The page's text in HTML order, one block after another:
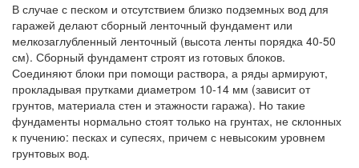
В случае с песком и отсутствием близко подземных вод для
гаражей делают сборный ленточный фундамент или
мелкозаглубленный ленточный (высота ленты порядка 40-50
см). Сборный фундамент строят из готовых блоков.
Соединяют блоки при помощи раствора, а ряды армируют,
прокладывая прутками диаметром 10-14 мм (зависит от
грунтов, материала стен и этажности гаража). Но такие
фундаменты нормально стоят только на грунтах, не склонных
к пучению: песках и супесях, причем с невысоким уровнем
грунтовых вод.